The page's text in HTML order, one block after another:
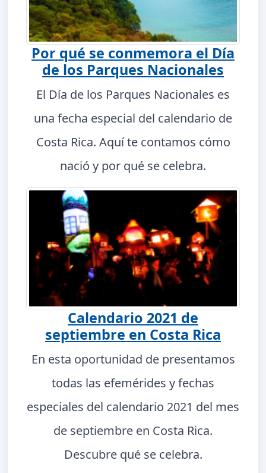
Por qué se conmemora el Día
de los Parques Nacionales
El Día de los Parques Nacionales es
una fecha especial del calendario de
Costa Rica. Aquí te contamos cómo
nació y por qué se celebra.
Calendario 2021 de
septiembre en Costa Rica
En esta oportunidad de presentamos
todas las efemérides y fechas
especiales del calendario 2021 del mes
de septiembre en Costa Rica.
Descubre qué se celebra.